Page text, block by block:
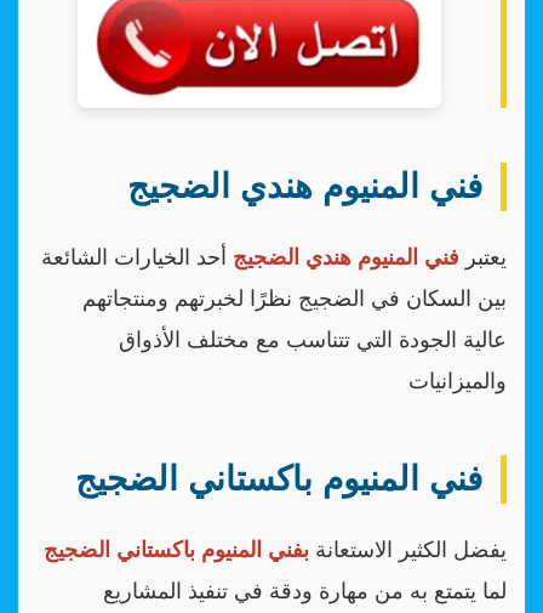
فني المنيوم هندي الضجيج
يعتبر فني المنيوم هندي الضجيج أحد الخيارات الشائعة
بين السكان في الضجيج نظرًا لخبرتهم ومنتجاتهم
عالية الجودة التي تتناسب مع مختلف الأذواق
والميزانيات
فني المنيوم باكستاني الضجيج
يفضل الكثير الاستعانة بفني المنيوم باكستاني الضجيج
لما يتمتع به من مهارة ودقة في تنفيذ المشاريع